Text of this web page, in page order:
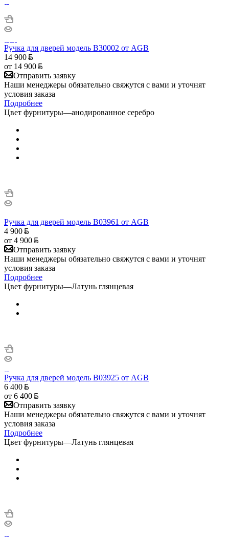
Ручка для дверей модель B30002 от AGB
14 900
от 14 900
Отправить заявку
Наши менеджеры обязательно свяжутся с вами и уточнят
условия заказа
Подробнее
Цвет фурнитуры—анодированное серебро
Ручка для дверей модель B03961 от AGB
4 900
от 4 900
Отправить заявку
Наши менеджеры обязательно свяжутся с вами и уточнят
условия заказа
Подробнее
Цвет фурнитуры—Латунь глянцевая
Ручка для дверей модель B03925 от AGB
6 400
от 6 400
Отправить заявку
Наши менеджеры обязательно свяжутся с вами и уточнят
условия заказа
Подробнее
Цвет фурнитуры—Латунь глянцевая